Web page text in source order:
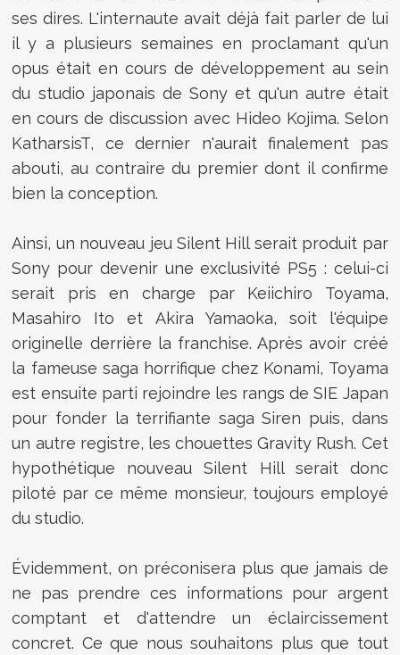
ses dires. L'internaute avait déjà fait parler de lui
il y a plusieurs semaines en proclamant qu'un
opus était en cours de développement au sein
du studio japonais de Sony et qu'un autre était
en cours de discussion avec Hideo Kojima. Selon
KatharsisT, ce dernier n'aurait finalement pas
abouti, au contraire du premier dont il confirme
bien la conception.
Ainsi, un nouveau jeu Silent Hill serait produit par
Sony pour devenir une exclusivité PS5 : celui-ci
serait pris en charge par Keiichiro Toyama,
Masahiro Ito et Akira Yamaoka, soit l'équipe
originelle derrière la franchise. Après avoir créé
la fameuse saga horrifique chez Konami, Toyama
est ensuite parti rejoindre les rangs de SIE Japan
pour fonder la terrifiante saga Siren puis, dans
un autre registre, les chouettes Gravity Rush. Cet
hypothétique nouveau Silent Hill serait donc
piloté par ce même monsieur, toujours employé
du studio.
Évidemment, on préconisera plus que jamais de
ne pas prendre ces informations pour argent
comptant et d'attendre un éclaircissement
concret. Ce que nous souhaitons plus que tout